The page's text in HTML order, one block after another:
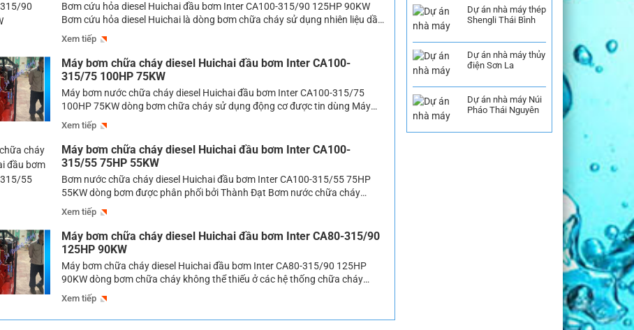
Bơm cứu hỏa diesel Huichai đầu bơm Inter CA100-315/90 125HP 90KW
Bơm cứu hỏa diesel Huichai là dòng bơm chữa cháy sử dụng nhiên liệu dầu
diesel, một trong những nhiên liệu dễ tìm và có giá thành rẻ nên có thể
dùng được ở bất cứ nơi đâu. Bơm chữa cháy diesel này có […]
Xem tiếp
Máy bơm chữa cháy diesel Huichai đầu bơm Inter CA100-
315/75 100HP 75KW
Máy bơm nước chữa cháy diesel Huichai đầu bơm Inter CA100-315/75
100HP 75KW dòng bơm chữa cháy sử dụng động cơ được tin dùng Máy
bơm nước chữa cháy diesel là một trong những sản phẩm bơm phòng
cháy chữa cháy, bơm cứu hỏa hay được dùng nhiều tại các hệ thống cung
cấp nước […]
Xem tiếp
Máy bơm chữa cháy diesel Huichai đầu bơm Inter CA100-
315/55 75HP 55KW
Bơm nước chữa cháy diesel Huichai đầu bơm Inter CA100-315/55 75HP
55KW dòng bơm được phân phối bởi Thành Đạt Bơm nước chữa cháy
diesel – Hiện nay tình trang cháy nổ có thể thấy luôn tìm ẩn tại các khu dân
cư, các trung tâm thương mại, các nhà xưởng vì thế mà việc […]
Xem tiếp
Máy bơm chữa cháy diesel Huichai đầu bơm Inter CA80-315/90
125HP 90KW
Máy bơm chữa cháy diesel Huichai đầu bơm Inter CA80-315/90 125HP
90KW dòng bơm chữa cháy không thể thiếu ở các hệ thống chữa cháy
Bơm chữa cháy là một trong những thiết bị hay được sử dụng nhất tại các
hệ thống phòng cháy chữa cháy hiện nay. Thiết bị này đóng vai trò […]
Xem tiếp
Dự án nhà máy thép
Shengli Thái Bình
Dự án nhà máy thủy
điện Sơn La
Dự án nhà máy Núi
Pháo Thái Nguyên